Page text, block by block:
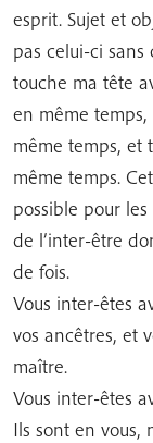
esprit. Sujet et
pas celui-ci
touche ma tête
en même
même temps, et
même temps.
possible pour
de l’inter-être
de fois.
Vous inter-êtes
vos ancêtres, et
maître.
Vous inter-êtes
Ils sont en vous,